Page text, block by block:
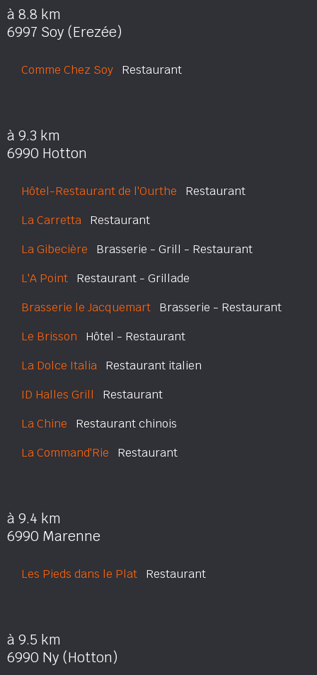
à 8.8 km
6997 Soy (Erezée)
Comme Chez Soy Restaurant
à 9.3 km
6990 Hotton
Hôtel-Restaurant de l'Ourthe Restaurant
La Carretta Restaurant
La Gibecière Brasserie - Grill - Restaurant
L'A Point Restaurant - Grillade
Brasserie le Jacquemart Brasserie - Restaurant
Le Brisson Hôtel - Restaurant
La Dolce Italia Restaurant italien
ID Halles Grill Restaurant
La Chine Restaurant chinois
La Command'Rie Restaurant
à 9.4 km
6990 Marenne
Les Pieds dans le Plat Restaurant
à 9.5 km
6990 Ny (Hotton)